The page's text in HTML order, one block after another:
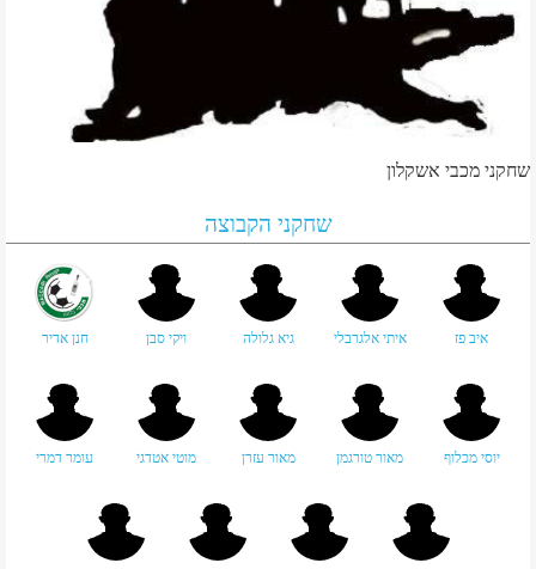
שחקני מכבי אשקלון
שחקני הקבוצה
איב פז איתי אלגרבלי גיא גלולה ויקי סבן חנן אדיר
יוסי מכלוף מאור טורגמן מאור עזרן מוטי אטדגי עומר דמרי